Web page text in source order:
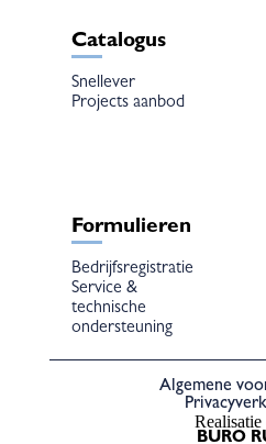
Catalogus
Snellever
Projects aanbod
Formulieren
Bedrijfsregistratie
Service &
technische
ondersteuning
Algemene
BURO